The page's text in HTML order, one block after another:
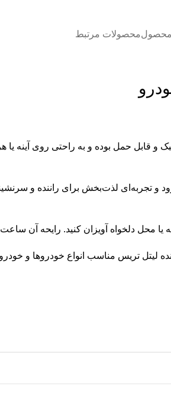
محصولمحصولات مرتبط
محل دلخواه آویزان کنید. رایحه آن
تریس مناسب انواع خودروها و